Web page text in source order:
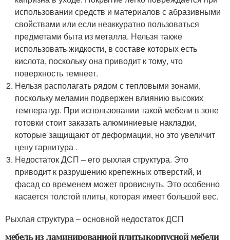
использовании средств и материалов с абразивными
свойствами или если неаккуратно пользоваться
предметами быта из металла. Нельзя также
использовать жидкости, в составе которых есть
кислота, поскольку она приводит к тому, что
поверхность темнеет.
Нельзя располагать рядом с тепловыми зонами,
поскольку меламин подвержен влиянию высоких
температур. При использовании такой мебели в зоне
готовки стоит заказать алюминиевые накладки,
которые защищают от деформации, но это увеличит
цену гарнитура .
Недостаток ДСП – его рыхлая структура. Это
приводит к разрушению крепежных отверстий, и
фасад со временем может провиснуть. Это особенно
касается толстой плиты, которая имеет большой вес.
Рыхлая структура – основной недостаток ДСП
мебель из ламинированной плитыкорпусной мебели